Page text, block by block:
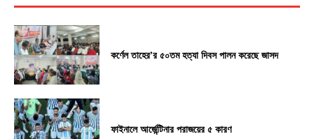
কর্ণেল তাহের’র ৫০তম হত্যা দিবস পালন করেছে জাসদ
ফাইনালে আর্জেন্টিনার পরাজয়ের ৫ কারণ